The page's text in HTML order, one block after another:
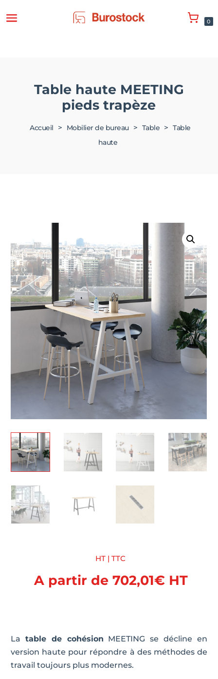
0
Table haute MEETING
pieds trapèze
Accueil > Mobilier de bureau > Table > Table
haute
HT | TTC
A partir de 702,01€ HT
Latable de cohésion MEETING se décline en
version haute pour répondre à des méthodes de
travail toujours plus modernes.